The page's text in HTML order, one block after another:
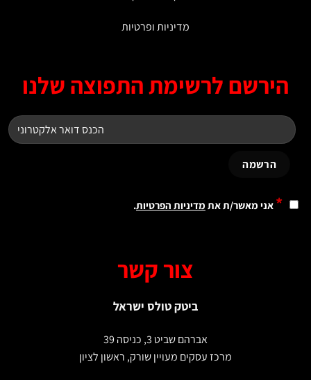
מדיניות ופרטיות
לרשימת התפוצה שלנו
אני מאשר/ת אתמדיניות הפרטיות.
צור קשר
ביטק טולס ישראל
אברהם שביט 3, כניסה 39
מרכז עסקים מעויין שורק, ראשון לציון